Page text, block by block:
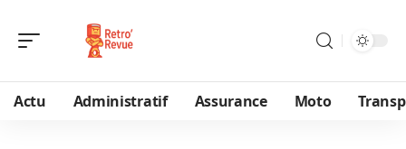
Actu Administratif Assurance Moto